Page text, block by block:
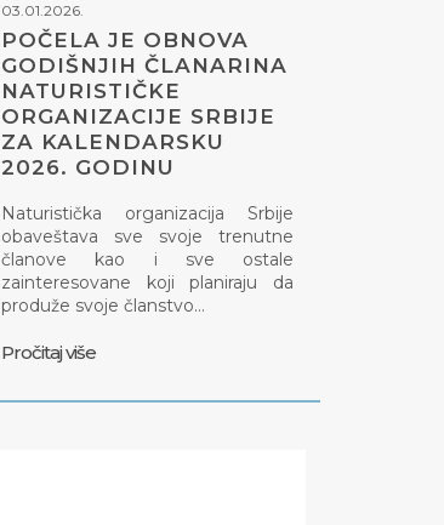
03.01.2026.
POČELA JE OBNOVA
GODIŠNJIH ČLANARINA
NATURISTIČKE
ORGANIZACIJE SRBIJE
ZA KALENDARSKU
2026. GODINU
Naturistička organizacija Srbije
obaveštava sve svoje trenutne
članove kao i sve ostale
zainteresovane koji planiraju da
produže svoje članstvo…
Pročitaj više